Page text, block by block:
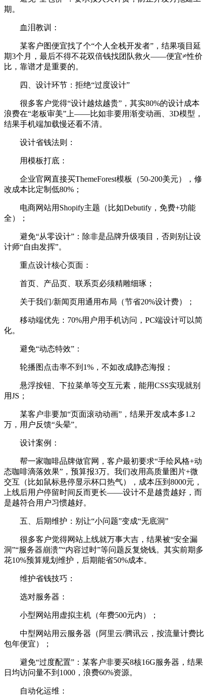
期。
血泪教训：
某客户图便宜找了个“个人全栈开发者”，结果项目延
期3个月，最后不得不花双倍钱找团队救火——便宜≠性价
比，靠谱才是重要的。
四、设计环节：拒绝“过度设计”
很多客户觉得“设计越炫越贵”，其实80%的设计成本
浪费在“老板审美”上——比如非要用渐变动画、3D模型，
结果手机端加载慢还看不清。
设计省钱法则：
用模板打底：
企业官网直接买ThemeForest模板（50-200美元），修
改成本比定制低80%；
电商网站用Shopify主题（比如Debutify，免费+功能
全）；
避免“从零设计”：除非是品牌升级项目，否则别让设
计师“自由发挥”。
重点设计核心页面：
首页、产品页、联系页必须精雕细琢；
关于我们/新闻页用通用布局（节省20%设计费）；
移动端优先：70%用户用手机访问，PC端设计可以简
化。
避免“动态特效”：
轮播图点击率不到1%，不如改成静态海报；
悬浮按钮、下拉菜单等交互元素，能用CSS实现就别
用JS；
某客户非要加“页面滚动动画”，结果开发成本多1.2
万，用户反馈“头晕”。
设计案例：
帮一家咖啡品牌做官网，客户最初要求“手绘风格+动
态咖啡滴落效果”，预算报3万。我们改用高质量图片+微
交互（比如鼠标悬停显示杯口热气），成本压到8000元，
上线后用户停留时间反而更长——设计不是越贵越好，而
是越符合用户习惯越好。
五、后期维护：别让“小问题”变成“无底洞”
很多客户觉得网站上线就万事大吉，结果被“安全漏
洞”“服务器崩溃”“内容过时”等问题反复烧钱。其实前期多
花10%预算规划维护，后期能省50%成本。
维护省钱技巧：
选对服务器：
小型网站用虚拟主机（年费500元内）；
中型网站用云服务器（阿里云/腾讯云，按流量计费比
包年便宜）；
避免“过度配置”：某客户非要买8核16G服务器，结果
日均访问量不到1000，浪费60%资源。
自动化运维：